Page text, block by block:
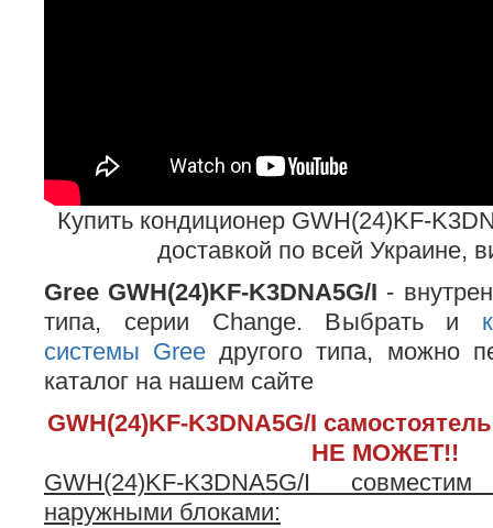
Купить кондиционер GWH(24)KF-
доставкой по всей Украине,
Gree GWH(24)KF-K3DNA5G/I -
типа, серии Change. Выбрать и
системы Gree другого типа, можно
каталог на нашем сайте
GWH(24)KF-K3DNA5G/I
НЕ МОЖЕТ!!
GWH(24)KF-K3DNA5G/I
наружными блоками: